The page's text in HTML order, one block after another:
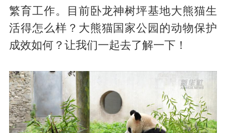
a
繁育工作。目前卧龙神树坪基地大熊猫生
活得怎么样？大熊猫国家公园的动物保护
成效如何？让我们一起去了解一下！